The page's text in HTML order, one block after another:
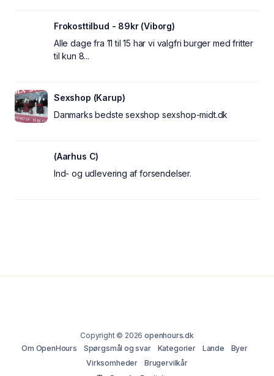
Frokosttilbud - 89kr (Viborg)
Alle dage fra 11 til 15 har vi valgfri burger med fritter
til kun 8...
Sexshop (Karup)
Danmarks bedste sexshop sexshop-midt.dk
(Aarhus C)
Ind- og udlevering af forsendelser.
Copyright © 2026openhours.dk
Om OpenHours
Spørgsmål og svar Kategorier Lande
Byer
Virksomheder
Brugervilkår